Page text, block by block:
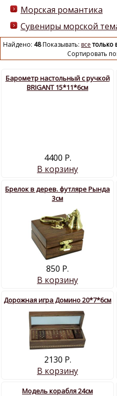
Морская романтика
Сувениры морской
Найдено: 48Показывать: все только
Сортировать по:
Барометр настольный с ручкой
BRIGANT 15*11*6см
4400 Р.
В корзину
Брелок в дерев. футляре Рында
3см
850 Р.
В корзину
Дорожная игра Домино 20*7*6см
2130 Р.
В корзину
Модель корабля 24см